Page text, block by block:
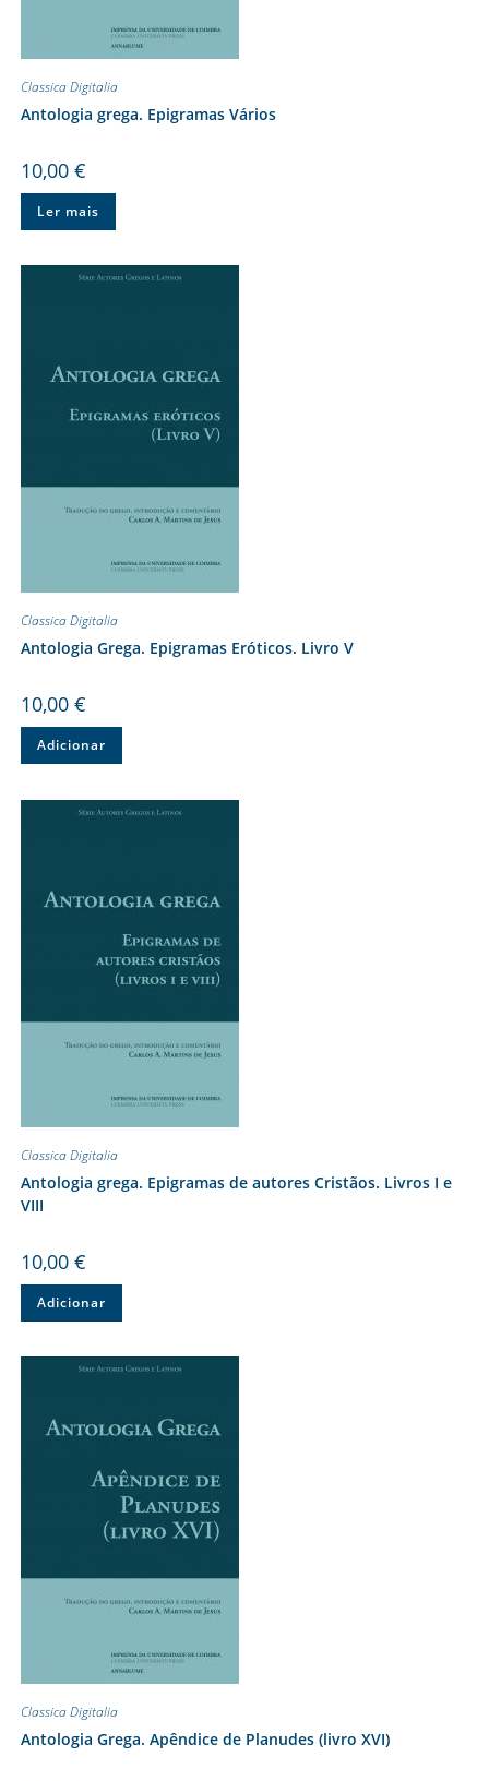
Classica Digitalia
Antologia grega. Epigramas Vários
10,00 €
Ler mais
Classica Digitalia
Antologia Grega. Epigramas Eróticos. Livro V
10,00 €
Adicionar
Classica Digitalia
Antologia grega. Epigramas de autores Cristãos. Livros I e
VIII
10,00 €
Adicionar
Classica Digitalia
Antologia Grega. Apêndice de Planudes (livro XVI)